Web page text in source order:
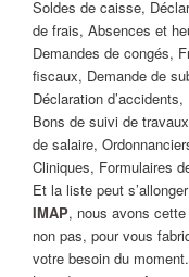
Soldes de caisse,
de frais, Absences et
Demandes de congés,
fiscaux, Demande de
Déclaration
Bons de suivi de
de salaire,
Cliniques, Formulaires
Et la liste peut
IMAP, nous avons cette
non pas, pour vous
votre besoin du moment.